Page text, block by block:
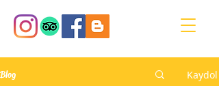
Blog Kaydol